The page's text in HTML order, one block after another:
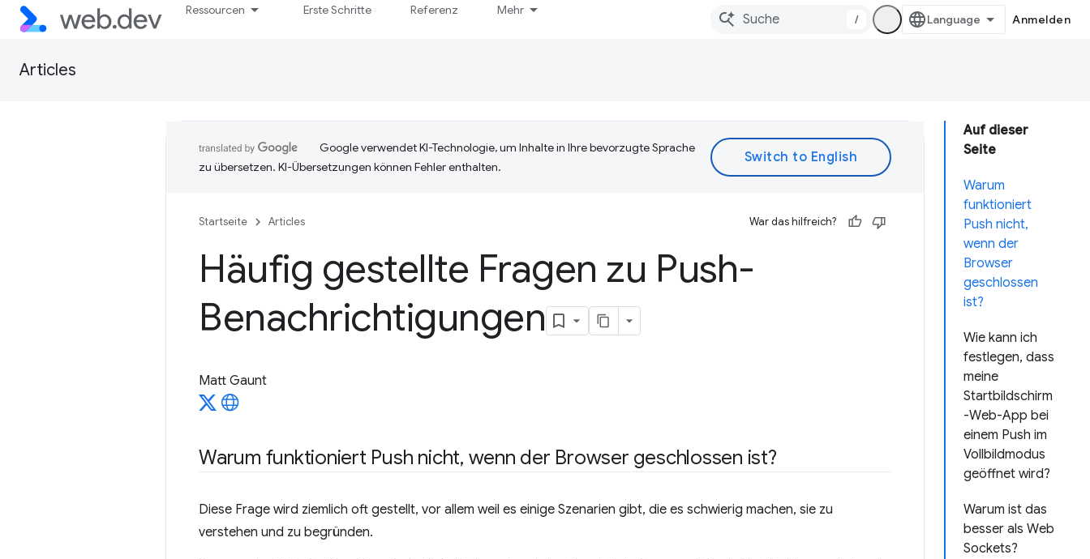
Ressourcen Erste Schritte Referenz Mehr
/ Anmelden
Articles
Auf dieser
Seite
Warum
funktioniert
Push nicht,
wenn der
Browser
geschlossen
ist?
Wie kann ich
festlegen, dass
meine
Startbildschirm
-Web-App bei
einem Push im
Vollbildmodus
geöffnet wird?
Warum ist das
besser als Web
Sockets?
Google verwendet KI-Technologie, um Inhalte in Ihre bevorzugte Sprache
zu übersetzen. KI-Übersetzungen können Fehler enthalten.
Startseite Articles War das hilfreich?
Häufig gestellte Fragen zu Push-
Benachrichtigungen
Matt Gaunt
Warum funktioniert Push nicht, wenn der Browser geschlossen ist?
Diese Frage wird ziemlich oft gestellt, vor allem weil es einige Szenarien gibt, die es schwierig machen, sie zu
verstehen und zu begründen.